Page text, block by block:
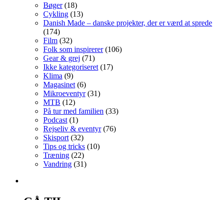
Bøger(18)
Cykling (13)
Danish Made – danske projekter, der er værd at sprede
(174)
Film (32)
Folk som inspirerer(106)
Gear & grej (71)
Ikke kategoriseret (17)
Klima (9)
Magasinet (6)
Mikroeventyr(31)
MTB (12)
På tur med familien (33)
Podcast (1)
Rejseliv & eventyr(76)
Skisport (32)
Tips og tricks (10)
Træning (22)
Vandring (31)